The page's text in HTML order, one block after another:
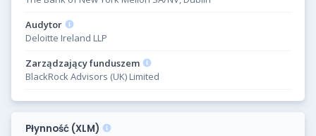
Audytor
Deloitte Ireland LLP
Zarządzający funduszem
BlackRock Advisors (UK) Limited
Płynność (XLM)